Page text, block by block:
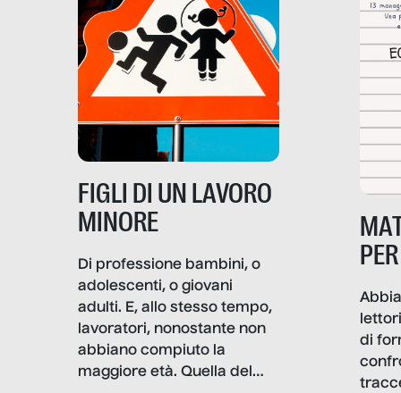
soprattutto nei luoghi di
frattura. Questo reportage
nasce dall’idea che guerre
e crisi penetrino nel tessuto
più intimo delle società per
alterarne le molecole
professionali – e, attraverso
esse, il senso stesso della
lavoro rovescia la sua
gravità.
FIGLI DI UN LAVORO
MINORE
Di professione bambini, o
adolescenti, o giovani
adulti. E, allo stesso tempo,
lavoratori, nonostante non
abbiano compiuto la
maggiore età. Quella del
di